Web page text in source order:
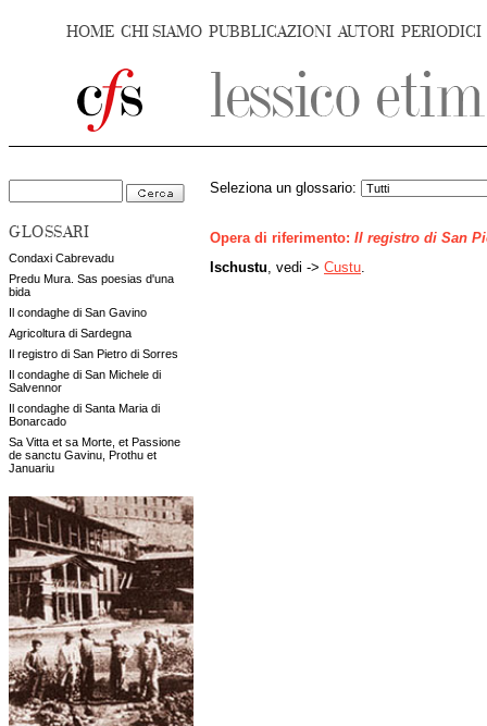
HOME CHI SIAMO PUBBLICAZIONI AUTORI PERIODICI
GLOSSARI
Condaxi Cabrevadu
Predu Mura. Sas poesias d'una
bida
Il condaghe di San Gavino
Agricoltura di Sardegna
Il registro di San Pietro di Sorres
Il condaghe di San Michele di
Salvennor
Il condaghe di Santa Maria di
Bonarcado
Sa Vitta et sa Morte, et Passione
de sanctu Gavinu, Prothu et
Januariu
Seleziona un glossario:
Opera di riferimento: Il registro di San
Ischustu , vedi -> Custu